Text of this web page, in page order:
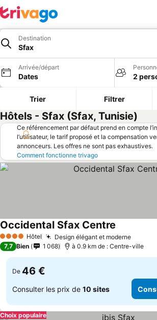
Destination
Sfax
Arrivée/départ
Dates 2
Trier Filtrer
Hôtels - Sfax (Sfax, Tunisie)
Ce référencement par défaut prend en compte
l’utilisateur, le tarif proposé et la compensation
annonceurs. Les offres ne sont pas exhaustives.
Comment fonctionne trivago
4 Étoiles Hôtel Design élégant et moderne
Occidental Sfax Centre
7,7 Bien 1 068 à 0.9 km de : Centre-ville
De 46 €
Consulter les prix de 10 sites
Choix populaire